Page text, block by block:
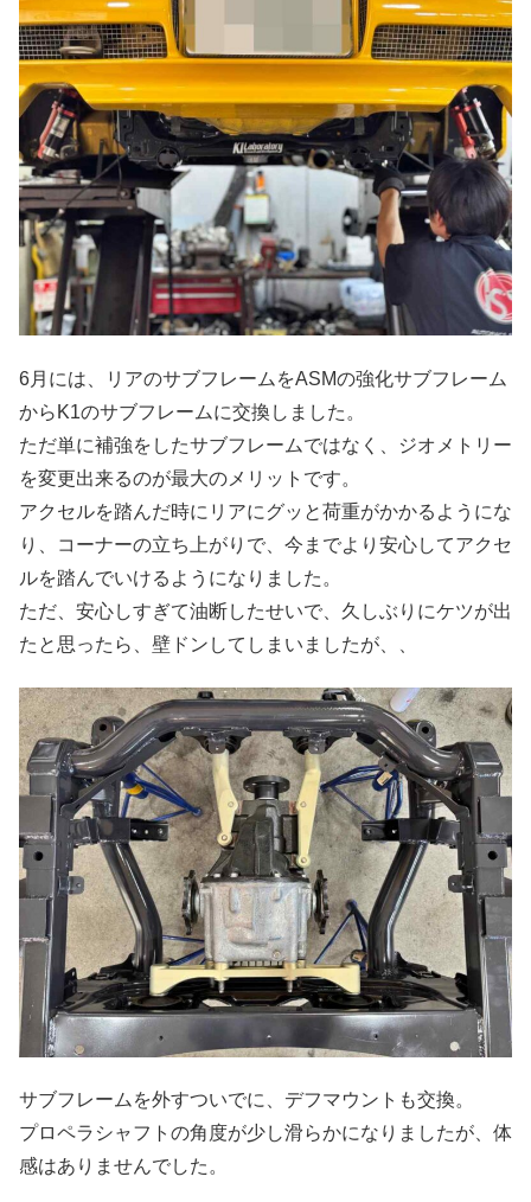
6月には、リアのサブフレームをASMの強化サブフレーム
からK1のサブフレームに交換しました。
ただ単に補強をしたサブフレームではなく、ジオメトリー
を変更出来るのが最大のメリットです。
アクセルを踏んだ時にリアにグッと荷重がかかるようにな
り、コーナーの立ち上がりで、今までより安心してアクセ
ルを踏んでいけるようになりました。
ただ、安心しすぎて油断したせいで、久しぶりにケツが出
たと思ったら、壁ドンしてしまいましたが、、
サブフレームを外すついでに、デフマウントも交換。
プロペラシャフトの角度が少し滑らかになりましたが、体
感はありませんでした。